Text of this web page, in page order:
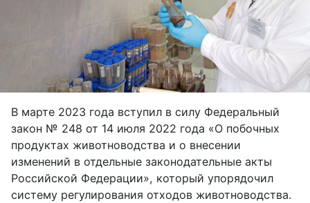
В марте 2023 года вступил в силу Федеральный
закон № 248 от 14 июля 2022 года «О побочных
продуктах животноводства и о внесении
изменений в отдельные законодательные акты
Российской Федерации», который упорядочил
систему регулирования отходов животноводства.